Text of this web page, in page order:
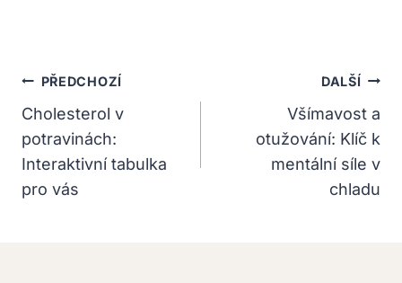
Navigace
Pro
Příspěvek
PŘEDCHOZÍ
Cholesterol v
potravinách:
Interaktivní tabulka
pro vás
DALŠÍ
Všímavost a
otužování: Klíč k
mentální síle v
chladu